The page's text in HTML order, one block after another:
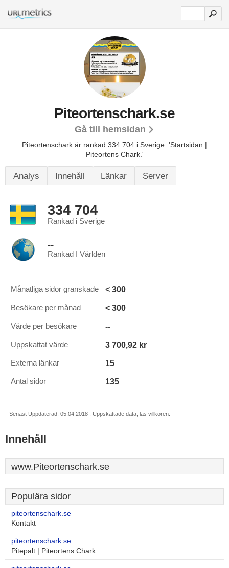
Piteortenschark.se
Gå till hemsidan
Piteortenschark är rankad 334 704 i Sverige. 'Startsidan |
Piteortens Chark.'
Analys Innehåll Länkar Server
334 704
Rankad i Sverige
--
Rankad I Världen
Månatliga sidor granskade < 300
Besökare per månad < 300
Värde per besökare --
Uppskattat värde 3 700,92 kr
Externa länkar 15
Antal sidor 135
Senast Uppdaterad: 05.04.2018 . Uppskattade data, läs villkoren.
Innehåll
www.Piteortenschark.se
Populära sidor
piteortenschark.se
Kontakt
piteortenschark.se
Pitepalt | Piteortens Chark